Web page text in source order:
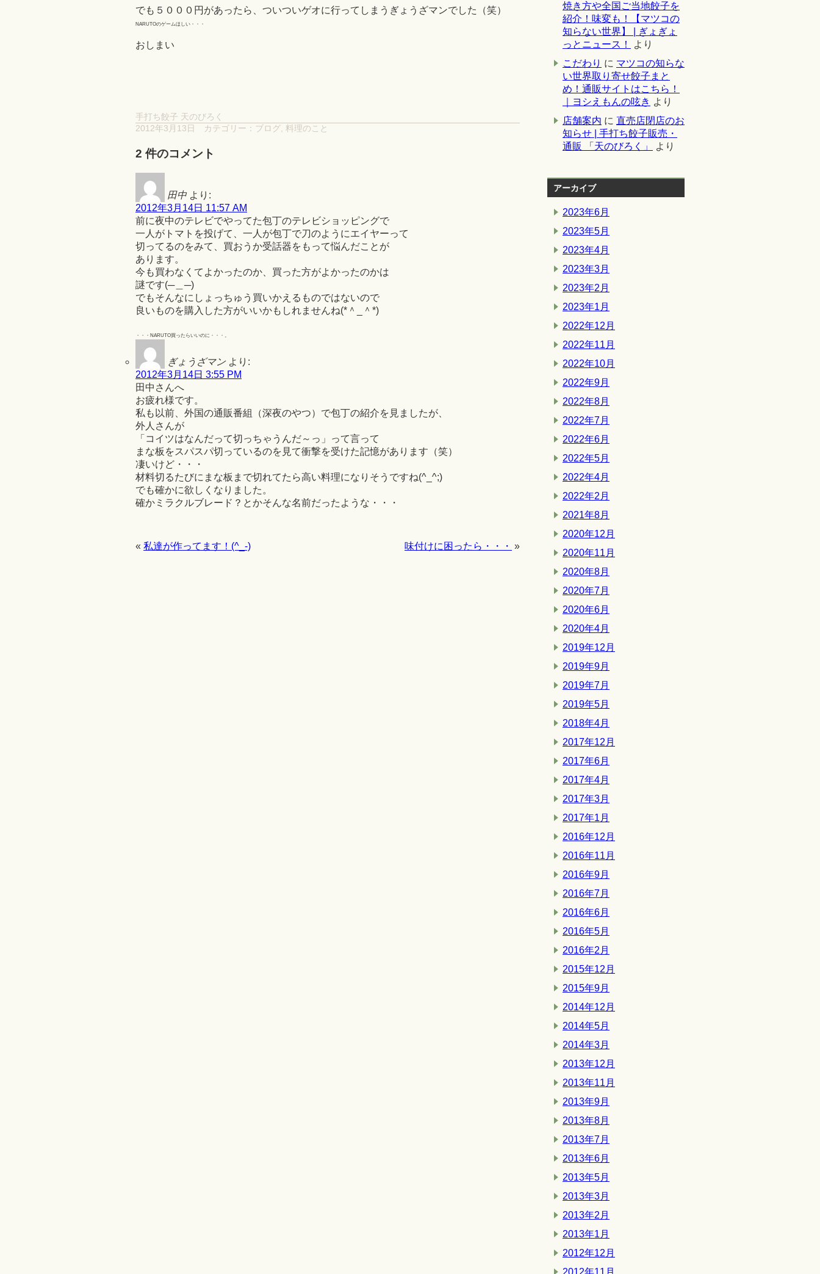
でも５０００円があったら、ついついゲオに行ってしまうぎょうざマンでした（笑）
NARUTOのゲームほしい・・・
おしまい
手打ち餃子 天のびろく
2012年3月13日
カテゴリー： ブログ 料理のこと
2 件のコメント
田中 より:
2012年3月14日 11:57 AM
前に夜中のテレビでやってた包丁のテレビショッピングで
一人がトマトを投げて、一人が包丁で刀のようにエイヤーって
切ってるのをみて、買おうか受話器をもって悩んだことが
あります。
今も買わなくてよかったのか、買った方がよかったのかは
謎です(─＿─)
でもそんなにしょっちゅう買いかえるものではないので
良いものを購入した方がいいかもしれませんね(*＾_＾*)
・・・NARUTO買ったらいいのに・・・。
ぎょうざマン より:
2012年3月14日 3:55 PM
田中さんへ
お疲れ様です。
私も以前、外国の通販番組（深夜のやつ）で包丁の紹介を見ましたが、
外人さんが
「コイツはなんだって切っちゃうんだ～っ」って言って
まな板をスパスパ切っているのを見て衝撃を受けた記憶があります（笑）
凄いけど・・・
材料切るたびにまな板まで切れてたら高い料理になりそうですね(^_^;)
でも確かに欲しくなりました。
確かミラクルブレード？とかそんな名前だったような・・・
« 私達が作ってます！(^_-) 味付けに困ったら・・・ »
焼き方や全国ご当地餃子を
紹介！味変も！【マツコの
知らない世界】 | ぎょぎょ
っとニュース！
より
こだわり に マツコの知らな
い世界取り寄せ餃子まと
め！通販サイトはこちら！
｜ヨシえもんの呟き より
店舗案内 に 直売店閉店のお
知らせ | 手打ち餃子販売・
通販 「天のびろく」
より
アーカイブ
2023年6月
2023年5月
2023年4月
2023年3月
2023年2月
2023年1月
2022年12月
2022年11月
2022年10月
2022年9月
2022年8月
2022年7月
2022年6月
2022年5月
2022年4月
2022年2月
2021年8月
2020年12月
2020年11月
2020年8月
2020年7月
2020年6月
2020年4月
2019年12月
2019年9月
2019年7月
2019年5月
2018年4月
2017年12月
2017年6月
2017年4月
2017年3月
2017年1月
2016年12月
2016年11月
2016年9月
2016年7月
2016年6月
2016年5月
2016年2月
2015年12月
2015年9月
2014年12月
2014年5月
2014年3月
2013年12月
2013年11月
2013年9月
2013年8月
2013年7月
2013年6月
2013年5月
2013年3月
2013年2月
2013年1月
2012年12月
2012年11月